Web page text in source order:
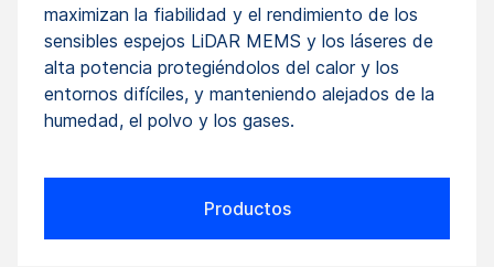
maximizan la fiabilidad y el rendimiento de los
sensibles espejos LiDAR MEMS y los láseres de
alta potencia protegiéndolos del calor y los
entornos difíciles, y manteniendo alejados de la
humedad, el polvo y los gases.
Productos